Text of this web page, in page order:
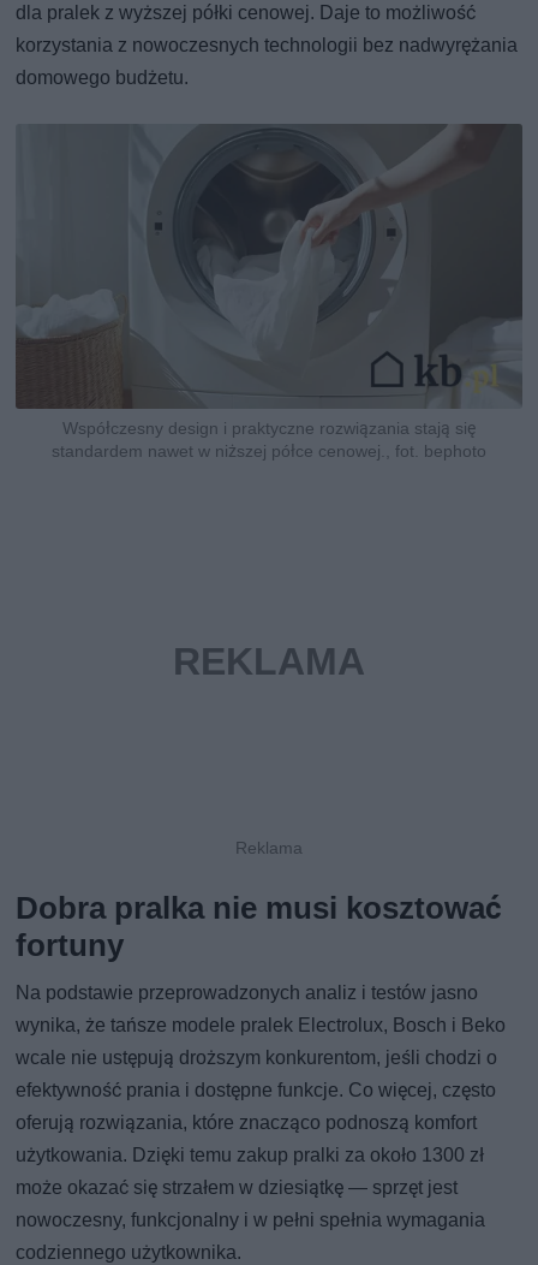
dla pralek z wyższej półki cenowej. Daje to możliwość
korzystania z nowoczesnych technologii bez nadwyrężania
domowego budżetu.
Współczesny design i praktyczne rozwiązania stają się
standardem nawet w niższej półce cenowej., fot. bephoto
Dobra pralka nie musi kosztować
fortuny
Na podstawie przeprowadzonych analiz i testów jasno
wynika, że tańsze modele pralek Electrolux, Bosch i Beko
wcale nie ustępują droższym konkurentom, jeśli chodzi o
efektywność prania i dostępne funkcje. Co więcej, często
oferują rozwiązania, które znacząco podnoszą komfort
użytkowania. Dzięki temu zakup pralki za około 1300 zł
może okazać się strzałem w dziesiątkę — sprzęt jest
nowoczesny, funkcjonalny i w pełni spełnia wymagania
codziennego użytkownika.